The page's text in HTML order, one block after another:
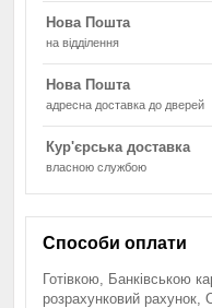
Нова Пошта
на відділення
Нова Пошта
адресна доставка до дверей
Кур'єрська доставка
власною службою
Способи оплати
Готівкою, Банківською
розрахунковий рахунок,